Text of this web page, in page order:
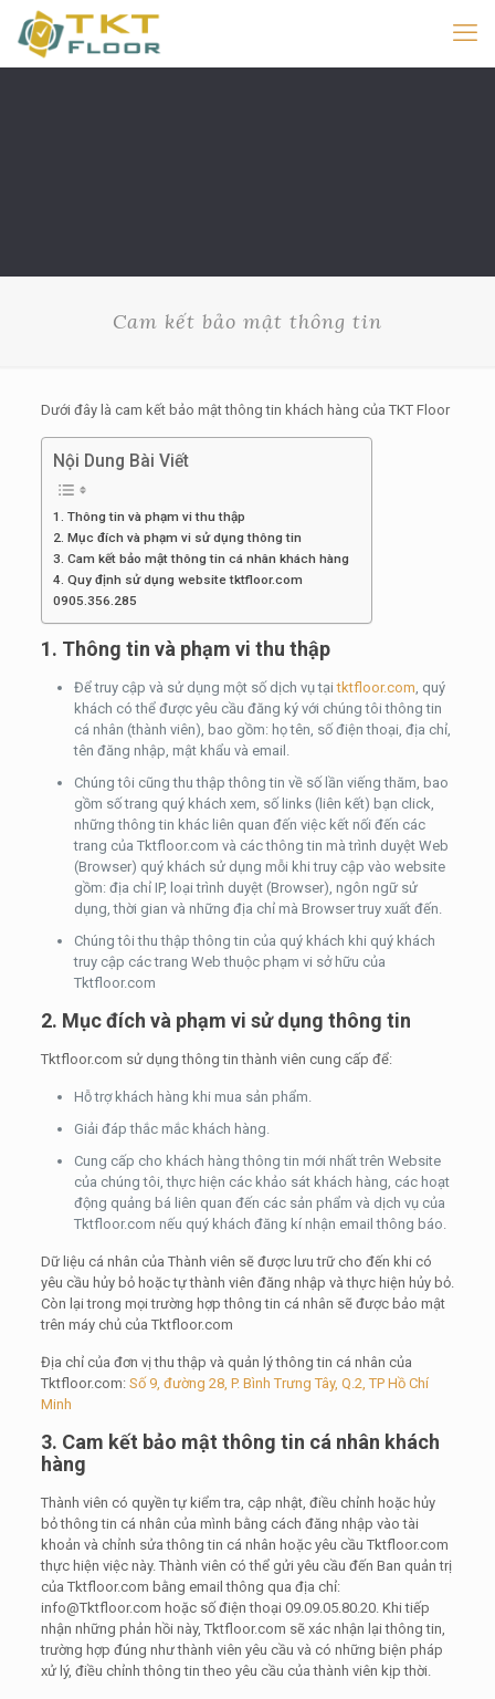
Cam kết bảo mật thông tin
Dưới đây là cam kết bảo mật thông tin khách hàng của TKT Floor
Nội Dung Bài Viết
1. Thông tin và phạm vi thu thập
2. Mục đích và phạm vi sử dụng thông tin
3. Cam kết bảo mật thông tin cá nhân khách hàng
4. Quy định sử dụng website tktfloor.com
0905.356.285
1. Thông tin và phạm vi thu thập
Để truy cập và sử dụng một số dịch vụ tạitktfloor.com, quý
khách có thể được yêu cầu đăng ký với chúng tôi thông tin
cá nhân (thành viên), bao gồm: họ tên, số điện thoại, địa chỉ,
tên đăng nhập, mật khẩu và email.
Chúng tôi cũng thu thập thông tin về số lần viếng thăm, bao
gồm số trang quý khách xem, số links (liên kết) bạn click,
những thông tin khác liên quan đến việc kết nối đến các
trang của Tktfloor.com và các thông tin mà trình duyệt Web
(Browser) quý khách sử dụng mỗi khi truy cập vào website
gồm: địa chỉ IP, loại trình duyệt (Browser), ngôn ngữ sử
dụng, thời gian và những địa chỉ mà Browser truy xuất đến.
Chúng tôi thu thập thông tin của quý khách khi quý khách
truy cập các trang Web thuộc phạm vi sở hữu của
Tktfloor.com
2. Mục đích và phạm vi sử dụng thông tin
Tktfloor.com sử dụng thông tin thành viên cung cấp để:
Hỗ trợ khách hàng khi mua sản phẩm.
Giải đáp thắc mắc khách hàng.
Cung cấp cho khách hàng thông tin mới nhất trên Website
của chúng tôi, thực hiện các khảo sát khách hàng, các hoạt
động quảng bá liên quan đến các sản phẩm và dịch vụ của
Tktfloor.com nếu quý khách đăng kí nhận email thông báo.
Dữ liệu cá nhân của Thành viên sẽ được lưu trữ cho đến khi có
yêu cầu hủy bỏ hoặc tự thành viên đăng nhập và thực hiện hủy bỏ.
Còn lại trong mọi trường hợp thông tin cá nhân sẽ được bảo mật
trên máy chủ của Tktfloor.com
Địa chỉ của đơn vị thu thập và quản lý thông tin cá nhân của
Tktfloor.com: Số 9, đường 28, P. Bình Trưng Tây, Q.2, TP Hồ Chí
Minh
3. Cam kết bảo mật thông tin cá nhân khách
hàng
Thành viên có quyền tự kiểm tra, cập nhật, điều chỉnh hoặc hủy
bỏ thông tin cá nhân của mình bằng cách đăng nhập vào tài
khoản và chỉnh sửa thông tin cá nhân hoặc yêu cầu Tktfloor.com
thực hiện việc này. Thành viên có thể gửi yêu cầu đến Ban quản trị
của Tktfloor.com bằng email thông qua địa chỉ:
info@Tktfloor.com hoặc số điện thoại 09.09.05.80.20. Khi tiếp
nhận những phản hồi này, Tktfloor.com sẽ xác nhận lại thông tin,
trường hợp đúng như thành viên yêu cầu và có những biện pháp
xử lý, điều chỉnh thông tin theo yêu cầu của thành viên kịp thời.